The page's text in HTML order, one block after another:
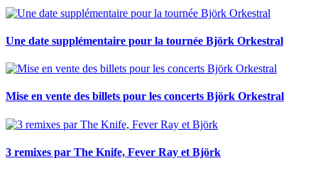
Une date supplémentaire pour la tournée Björk Orkestral
Mise en vente des billets pour les concerts Björk Orkestral
3 remixes par The Knife, Fever Ray et Björk